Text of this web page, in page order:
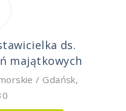
ds.
majątkowych
/ Gdańsk,